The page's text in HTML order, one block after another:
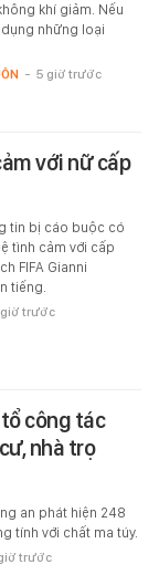
khí giảm. Nếu
những loại
- 5 giờ trước
với nữ cấp
tin bị cáo buộc có
tình cảm với cấp
FIFA Gianni
tiếng.
trước
công tác
nhà trọ
an phát hiện 248
tính với chất ma túy.
trước